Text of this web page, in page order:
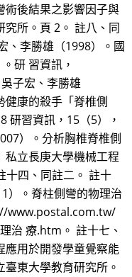
術後結果之影響因子與
究所。頁 2。 註八、同
、李勝雄（1998）。國
研 習資訊，
子宏、李勝雄
健康的殺手「脊椎側
研習資訊，15（5），
）。分析胸椎脊椎側
私立長庚大學機械工程
十四、同註二。 註十
）。脊柱側彎的物理治
www.postal.com.tw/
治 療.htm。 註十七、
應用於開發學童覺察能
東大學教育研究所。